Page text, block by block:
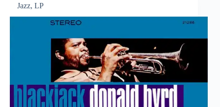
Jazz, LP